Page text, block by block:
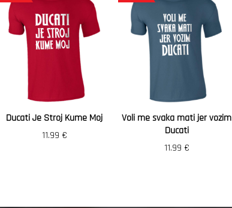
Ducati Je Stroj Kume Moj
11.99 €
Voli me svaka mati jer vozim
Ducati
11.99 €